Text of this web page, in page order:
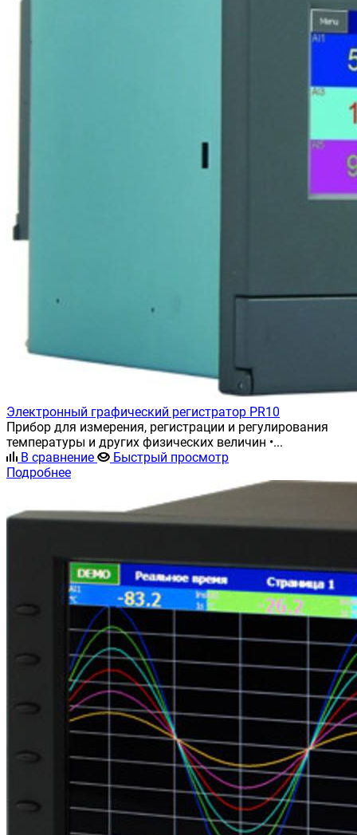
Электронный графический регистратор PR10
Прибор для измерения, регистрации и регулирования
температуры и других физических величин •...
В сравнение
Быстрый просмотр
Подробнее